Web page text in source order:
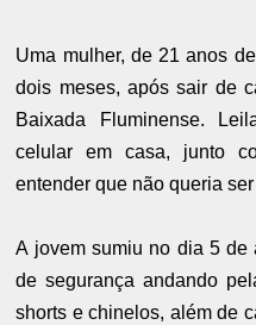
Uma mulher, de 21 anos
dois meses, após sair de
Baixada Fluminense.
celular em casa, junto
entender que não queria
A jovem sumiu no dia 5 de
de segurança andando
shorts e chinelos, além de